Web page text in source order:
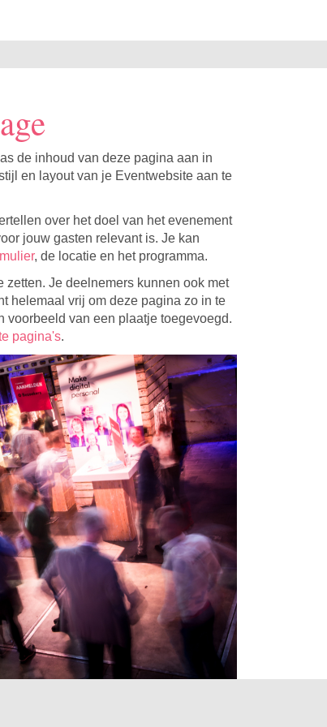
de inhoud van deze pagina aan in
en layout van je Eventwebsite aan te
over het doel van het evenement
jouw gasten relevant is. Je kan
, de locatie en het programma.
zetten. Je deelnemers kunnen ook met
helemaal vrij om deze pagina zo in te
voorbeeld van een plaatje toegevoegd.
pagina's.